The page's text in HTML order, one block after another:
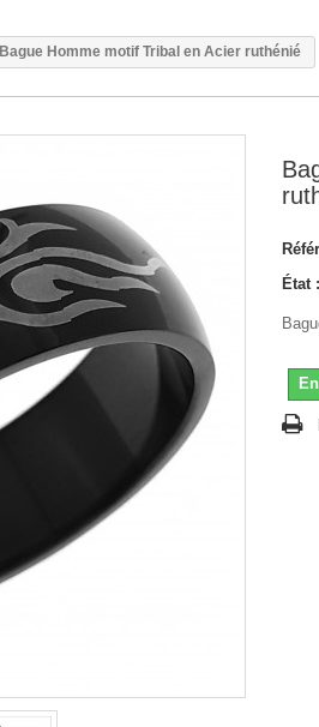
Bague Homme motif Tribal en Acier ruthénié
État :